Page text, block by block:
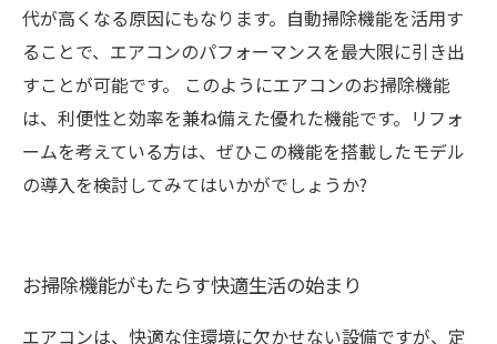
代が高くなる原因にもなります。自動掃除機能を活用す
ることで、エアコンのパフォーマンスを最大限に引き出
すことが可能です。 このようにエアコンのお掃除機能
は、利便性と効率を兼ね備えた優れた機能です。リフォ
ームを考えている方は、ぜひこの機能を搭載したモデル
の導入を検討してみてはいかがでしょうか?
お掃除機能がもたらす快適生活の始まり
エアコンは、快適な住環境に欠かせない設備ですが、定